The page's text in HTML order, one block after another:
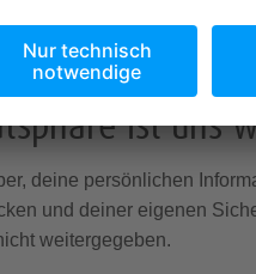
dich jetzt ganz
ist uns
deine persönlichen
und deiner eigenen
weitergegeben.